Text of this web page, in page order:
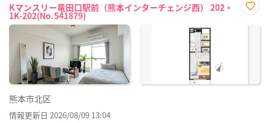
Kマンスリー竜田口駅前（熊本インターチェンジ西） 202・
1K-202(No.541879)
に入
熊本市北区
情報更新日 2026/08/09 13:04